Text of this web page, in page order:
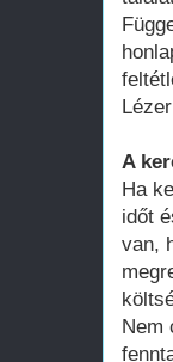
A
Ha
időt
van,
Nem